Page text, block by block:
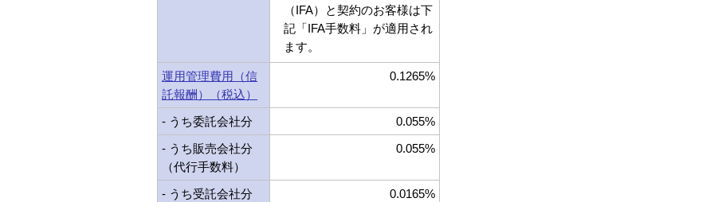
（IFA）と契約のお客様は下
記「IFA手数料」が適用され
ます。
運用管理費用（信
託報酬）（税込）
0.1265%
- うち委託会社分
0.055%
- うち販売会社分
（代行手数料）
0.055%
- うち受託会社分
0.0165%